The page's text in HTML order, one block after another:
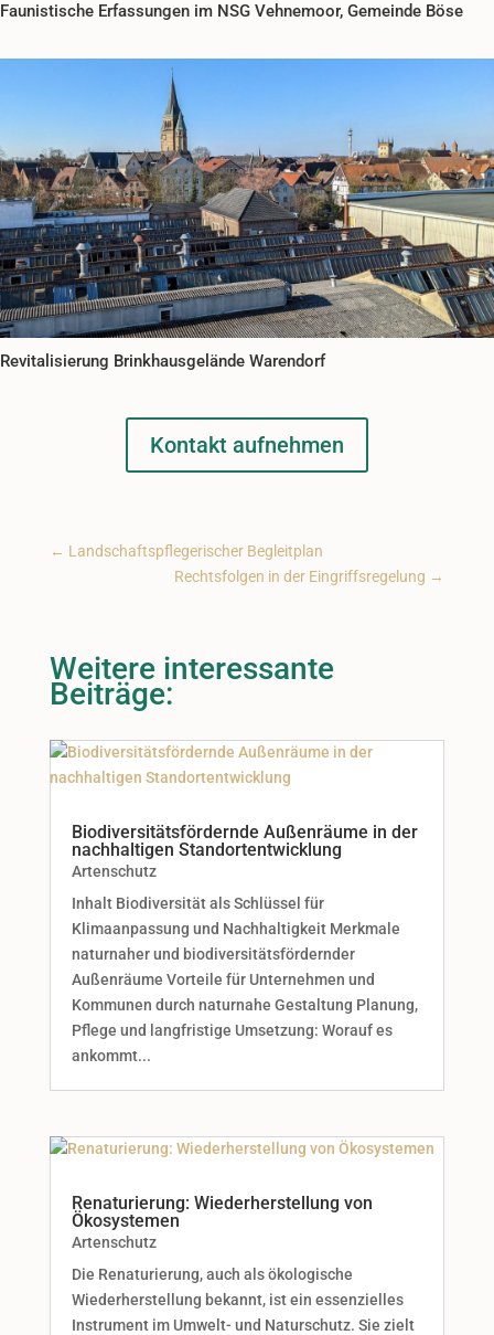
Faunistische Erfassungen im NSG Vehnemoor, Gemeinde Böse
Revitalisierung Brinkhausgelände Warendorf
Kontakt aufnehmen
← Landschaftspflegerischer Begleitplan
Rechtsfolgen in der Eingriffsregelung →
Weitere interessante
Beiträge:
Biodiversitätsfördernde Außenräume in der
nachhaltigen Standortentwicklung
Artenschutz
Inhalt Biodiversität als Schlüssel für
Klimaanpassung und Nachhaltigkeit Merkmale
naturnaher und biodiversitätsfördernder
Außenräume Vorteile für Unternehmen und
Kommunen durch naturnahe Gestaltung Planung,
Pflege und langfristige Umsetzung: Worauf es
ankommt...
Renaturierung: Wiederherstellung von
Ökosystemen
Artenschutz
Die Renaturierung, auch als ökologische
Wiederherstellung bekannt, ist ein essenzielles
Instrument im Umwelt- und Naturschutz. Sie zielt